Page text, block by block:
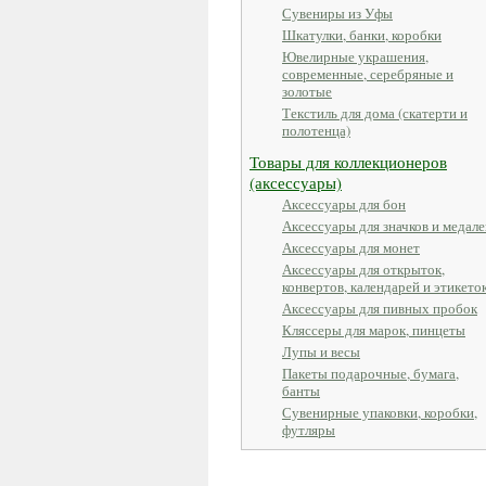
Сувениры из Уфы
Шкатулки, банки, коробки
Ювелирные украшения,
современные, серебряные и
золотые
Текстиль для дома (скатерти и
полотенца)
Товары для коллекционеров
(аксессуары)
Аксессуары для бон
Аксессуары для значков и
Аксессуары для монет
Аксессуары для открыток,
конвертов, календарей и
Аксессуары для пивных пробок
Кляссеры для марок, пинцеты
Лупы и весы
Пакеты подарочные, бумага,
банты
Сувенирные упаковки, коробки,
футляры